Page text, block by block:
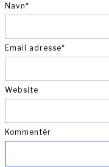
Navn*
Email adresse*
Website
Kommentér